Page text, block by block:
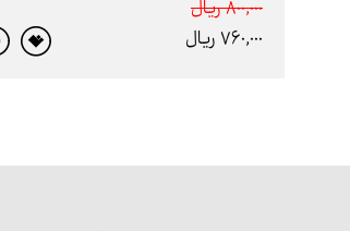
800,000 ريال
760,000 ريال